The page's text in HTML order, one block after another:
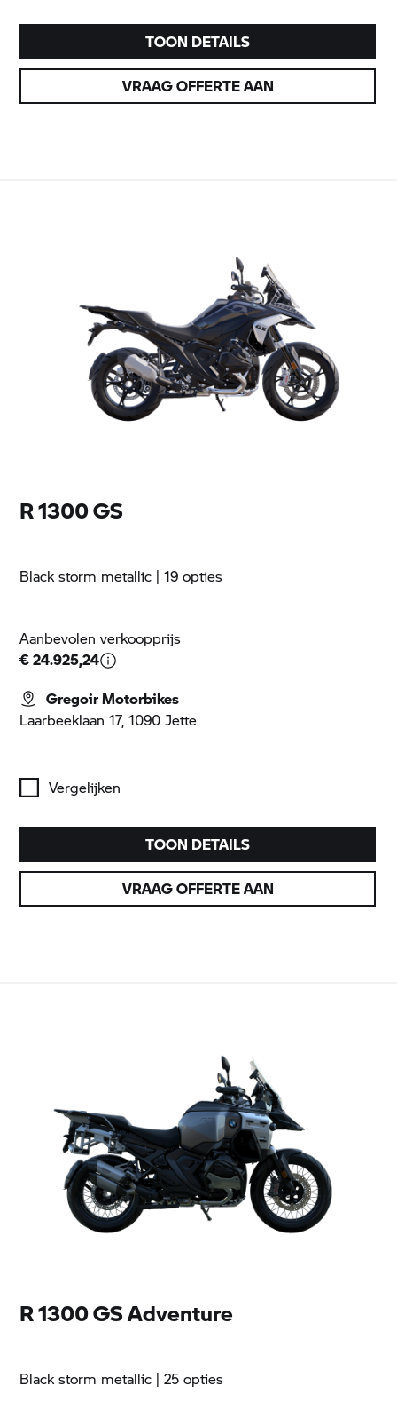
TOON DETAILS
VRAAG OFFERTE AAN
TOON DETAILS
VRAAG OFFERTE AAN
R 1300 GS
Black storm metallic | 19 opties
Aanbevolen verkoopprijs
€ 24.925,24
Gregoir Motorbikes
Laarbeeklaan 17, 1090 Jette
Vergelijken
R 1300 GS Adventure
Black storm metallic | 25 opties